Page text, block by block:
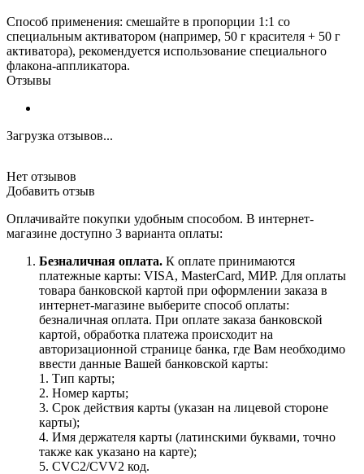
Способ применения: смешайте в пропорции 1:1 со
специальным активатором (например, 50 г красителя + 50 г
активатора), рекомендуется использование специального
флакона-аппликатора.
Отзывы
Загрузка отзывов...
Нет отзывов
Добавить отзыв
Оплачивайте покупки удобным способом. В интернет-
магазине доступно 3 варианта оплаты:
Безналичная оплата. К оплате принимаются
платежные карты: VISA, MasterCard, МИР. Для оплаты
товара банковской картой при оформлении заказа в
интернет-магазине выберите способ оплаты:
безналичная оплата. При оплате заказа банковской
картой, обработка платежа происходит на
авторизационной странице банка, где Вам необходимо
ввести данные Вашей банковской карты:
1. Тип карты;
2. Номер карты;
3. Срок действия карты (указан на лицевой стороне
карты);
4. Имя держателя карты (латинскими буквами, точно
также как указано на карте);
5. CVC2/CVV2 код.